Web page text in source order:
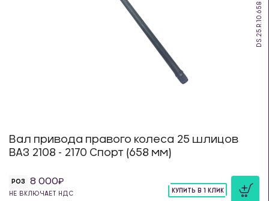
DS.25.R.10.658
Вал привода правого колеса 25 шлицов
ВАЗ 2108 - 2170 Спорт (658 мм)
РОЗ 8 000
НЕ ВКЛЮЧАЕТ НДС
КУПИТЬ В 1 КЛИК